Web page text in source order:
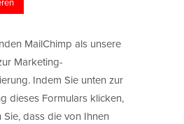
MailChimp als unsere
Marketing-
Indem Sie unten zur
dieses Formulars klicken,
Sie, dass die von Ihnen